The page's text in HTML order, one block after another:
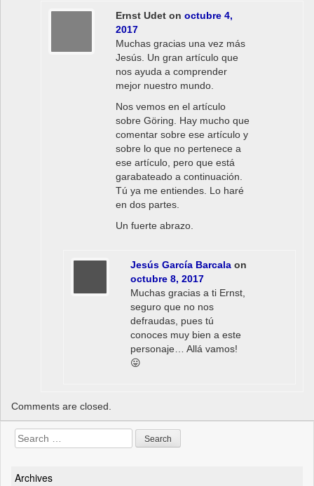
Ernst Udeton octubre 4,
2017
Muchas gracias una vez más
Jesús. Un gran artículo que
nos ayuda a comprender
mejor nuestro mundo.
Nos vemos en el artículo
sobre Göring. Hay mucho que
comentar sobre ese artículo y
sobre lo que no pertenece a
ese artículo, pero que está
garabateado a continuación.
Tú ya me entiendes. Lo haré
en dos partes.
Un fuerte abrazo.
Jesús García Barcala on
octubre 8, 2017
Muchas gracias a ti Ernst,
seguro que no nos
defraudas, pues tú
conoces muy bien a este
personaje… Allá vamos!
😛
Comments are closed.
Search
for:
Archives